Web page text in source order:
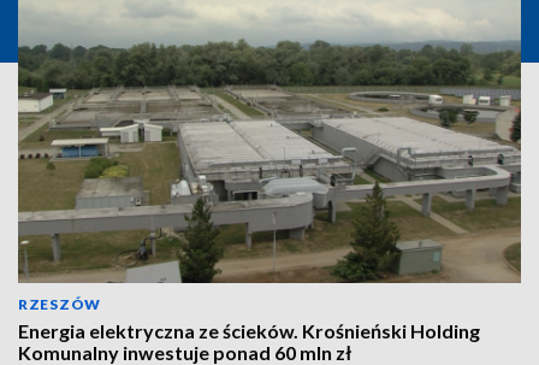
RZESZÓW
Energia elektryczna ze ścieków. Krośnieński Holding
Komunalny inwestuje ponad 60 mln zł